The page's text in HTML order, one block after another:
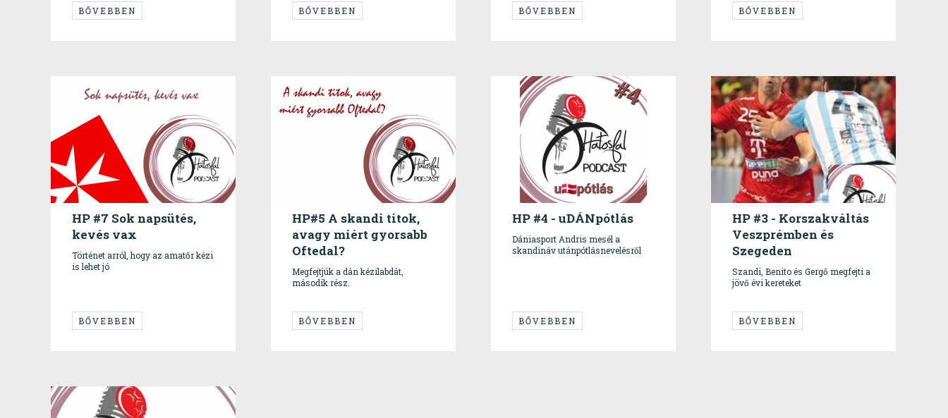
BŐVEBBEN BŐVEBBEN BŐVEBBEN BŐVEBBEN
HP #7 Sok napsütés,
kevés vax
Történet arról, hogy az amatőr kézi
is lehet jó
BŐVEBBEN
HP#5 A skandi titok,
avagy miért gyorsabb
Oftedal?
Megfejtjük a dán kézilabdát,
második rész.
BŐVEBBEN
HP #4 - uDÁNpótlás
Dániasport Andris mesél a
skandináv utánpótlásnevelésről
BŐVEBBEN
HP #3 - Korszakváltás
Veszprémben és
Szegeden
Szandi, Benito és Gergő megfejti a
jövő évi kereteket
BŐVEBBEN